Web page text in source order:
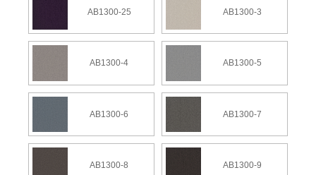
AB1300-25 AB1300-3
AB1300-4 AB1300-5
AB1300-6 AB1300-7
AB1300-8 AB1300-9